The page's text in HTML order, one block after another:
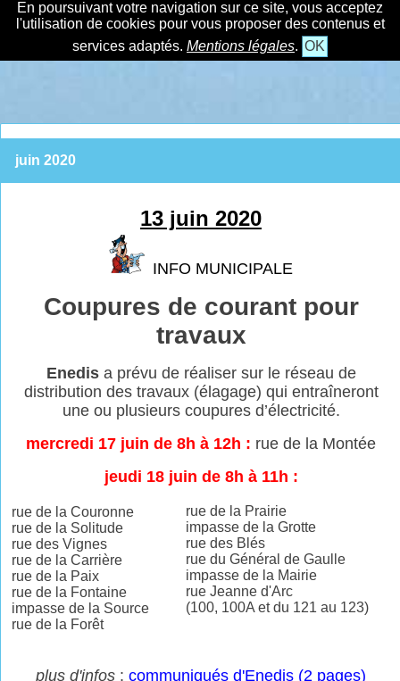
En poursuivant votre navigation sur ce site, vous acceptez
l'utilisation de cookies pour vous proposer des contenus et
services adaptés. Mentions légales. OK
juin 2020
13 juin 2020
INFO MUNICIPALE
Coupures de courant pour
travaux
Enedis a prévu de réaliser sur le réseau de
distribution des travaux (élagage) qui entraîneront
une ou plusieurs coupures d’électricité.
mercredi 17 juin de 8h à 12h : rue de la Montée
jeudi 18 juin de 8h à 11h :
rue de la Couronne
rue de la Solitude
rue des Vignes
rue de la Carrière
rue de la Paix
rue de la Fontaine
impasse de la Source
rue de la Forêt
rue de la Prairie
impasse de la Grotte
rue des Blés
rue du Général de Gaulle
impasse de la Mairie
rue Jeanne d'Arc
(100, 100A et du 121 au 123)
plus d'infos : communiqués d'Enedis (2 pages)